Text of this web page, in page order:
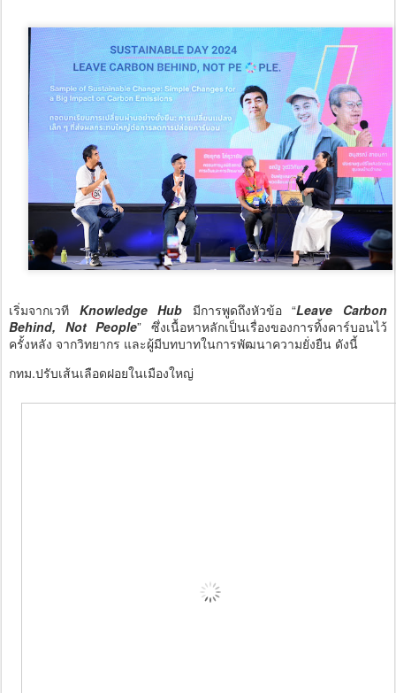
เริ่มจากเวที Knowledge Hub มีการพูดถึงหัวข้อ “Leave Carbon
Behind, Not People” ซึ่งเนื้อหาหลักเป็นเรื่องของการทิ้งคาร์บอนไว้
ครั้งหลัง จากวิทยากร และผู้มีบทบาทในการพัฒนาความยั่งยืน ดังนี้
กทม.ปรับเส้นเลือดฝอยในเมืองใหญ่